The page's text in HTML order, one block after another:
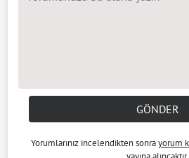
GÖNDER
Yorumlarınız incelendikten sonrayorum